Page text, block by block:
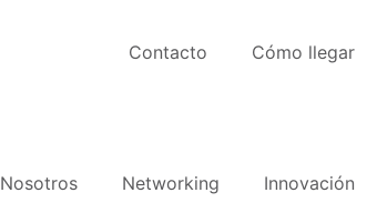
Contacto
Cómo llegar
Nosotros Networking Innovación